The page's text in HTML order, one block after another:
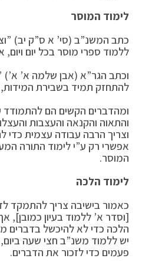
לימוד המוסר
כתב המשנ”ב (סי’ א ס”ק יב)
ללמוד ספרי מוסר בכל יום
וכתב הגר”א (אבן שלמה א’ א’)
להתחזק תמיד בשבירת המידות,
ומהדברים הקשים הם להתמודד
והתאוה והקנאה והעצבות
וצריך הרבה עבודה עצמית כדי
אפשרי רק ע”י לימוד התורה
המוסר.
לימוד הלכה
כאמור בישיבה צריך להתמקד
[וסדר א’ ללמוד בעיון כמובן],
הלכה כדי לא להיכשל בדברים
יש ללמוד משנ”ב חצי שעה
פעמים כדי לזכור את הדברים.